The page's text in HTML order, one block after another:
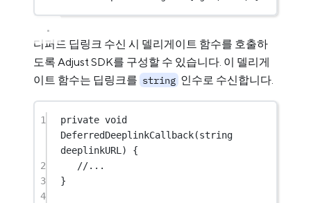
디퍼드 딥링크 수신 시 델리게이트 함수를 호출하
도록 Adjust SDK를 구성할 수 있습니다. 이 델리게
이트 함수는 딥링크를 string 인수로 수신합니다.
1 private void
DeferredDeeplinkCallback(string
deeplinkURL ) {
2
//...
3
}
4